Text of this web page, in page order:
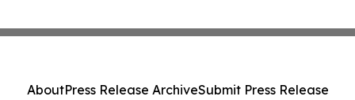
AboutPress Release ArchiveSubmit Press Release